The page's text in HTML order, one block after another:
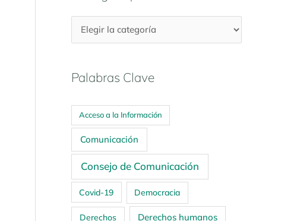
Palabras Clave
Acceso a la Información
Comunicación
Consejo de Comunicación
Covid-19 Democracia
Derechos Derechos humanos